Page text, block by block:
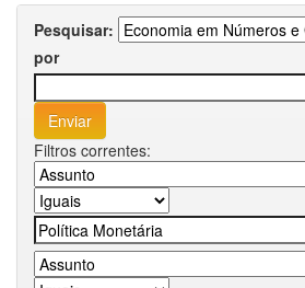
Pesquisar:
por
Filtros correntes: